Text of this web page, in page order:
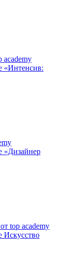
academy
«Интенсив:
«Дизайнер
top academy
Искусство